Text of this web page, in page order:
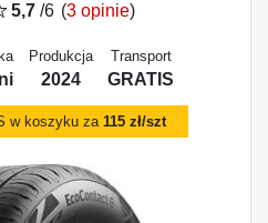
5,7/6 (3 opinie)
Produkcja
2024
Transport
GRATIS
w koszyku za115 zł/szt